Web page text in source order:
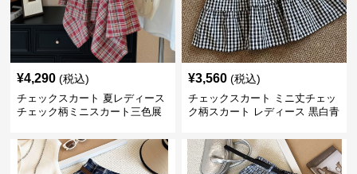
¥4,290 (税込)
チェックスカート 夏レディース
チェック柄ミニスカート三色展
¥3,560 (税込)
チェックスカート ミニ丈チェッ
ク柄スカート レディース 黒白青